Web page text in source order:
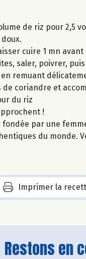
de riz pour
cuire 1 mn
saler, poivrer,
en remuant
de coriandre et
du riz
!
par une
du monde.
Imprimer la
Restons en